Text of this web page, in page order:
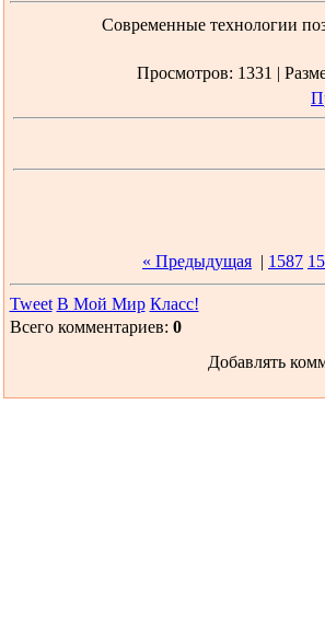
Современные технологии
Просмотров: 1331 |
« Предыдущая | 1587
Tweet В Мой Мир Класс!
Всего комментариев: 0
Добавлять